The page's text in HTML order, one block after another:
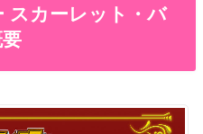
スカーレット・バ